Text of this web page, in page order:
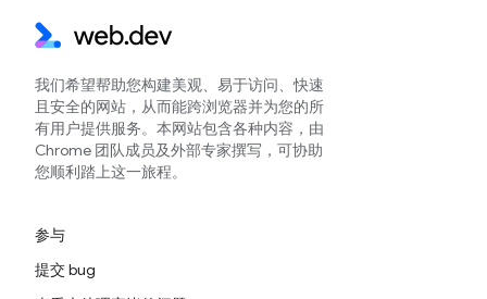
我们希望帮助您构建美观、易于访问、快速
且安全的网站，从而能跨浏览器并为您的所
有用户提供服务。本网站包含各种内容，由
Chrome 团队成员及外部专家撰写，可协助
您顺利踏上这一旅程。
参与
提交 bug